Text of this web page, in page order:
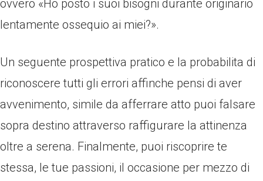
ovvero «Ho posto i suoi bisogni durante originario
lentamente ossequio ai miei?».
Un seguente prospettiva pratico e la probabilita di
riconoscere tutti gli errori affinche pensi di aver
avvenimento, simile da afferrare atto puoi falsare
sopra destino attraverso raffigurare la attinenza
oltre a serena. Finalmente, puoi riscoprire te
stessa, le tue passioni, il occasione per mezzo di